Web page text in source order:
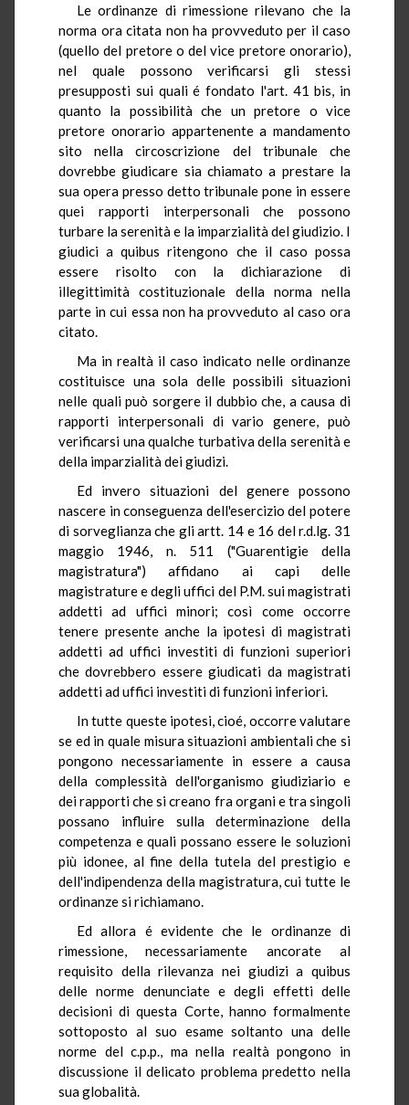
Le ordinanze di rimessione rilevano che la
norma ora citata non ha provveduto per il caso
(quello del pretore o del vice pretore onorario),
nel quale possono verificarsi gli stessi
presupposti sui quali é fondato l'art. 41 bis, in
quanto la possibilità che un pretore o vice
pretore onorario appartenente a mandamento
sito nella circoscrizione del tribunale che
dovrebbe giudicare sia chiamato a prestare la
sua opera presso detto tribunale pone in essere
quei rapporti interpersonali che possono
turbare la serenità e la imparzialità del giudizio. I
giudici a quibus ritengono che il caso possa
essere risolto con la dichiarazione di
illegittimità costituzionale della norma nella
parte in cui essa non ha provveduto al caso ora
citato.
Ma in realtà il caso indicato nelle ordinanze
costituisce una sola delle possibili situazioni
nelle quali può sorgere il dubbio che, a causa di
rapporti interpersonali di vario genere, può
verificarsi una qualche turbativa della serenità e
della imparzialità dei giudizi.
Ed invero situazioni del genere possono
nascere in conseguenza dell'esercizio del potere
di sorveglianza che gli artt. 14 e 16 del r.d.lg. 31
maggio 1946, n. 511 ("Guarentigie della
magistratura") affidano ai capi delle
magistrature e degli uffici del P.M. sui magistrati
addetti ad uffici minori; così come occorre
tenere presente anche la ipotesi di magistrati
addetti ad uffici investiti di funzioni superiori
che dovrebbero essere giudicati da magistrati
addetti ad uffici investiti di funzioni inferiori.
In tutte queste ipotesi, cioé, occorre valutare
se ed in quale misura situazioni ambientali che si
pongono necessariamente in essere a causa
della complessità dell'organismo giudiziario e
dei rapporti che si creano fra organi e tra singoli
possano influire sulla determinazione della
competenza e quali possano essere le soluzioni
più idonee, al fine della tutela del prestigio e
dell'indipendenza della magistratura, cui tutte le
ordinanze si richiamano.
Ed allora é evidente che le ordinanze di
rimessione, necessariamente ancorate al
requisito della rilevanza nei giudizi a quibus
delle norme denunciate e degli effetti delle
decisioni di questa Corte, hanno formalmente
sottoposto al suo esame soltanto una delle
norme del c.p.p., ma nella realtà pongono in
discussione il delicato problema predetto nella
sua globalità.